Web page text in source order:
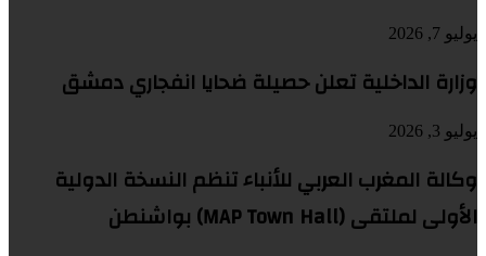
يوليو 7, 2026
وزارة الداخلية تعلن حصيلة ضحايا انفجاري دمشق
يوليو 3, 2026
وكالة المغرب العربي للأنباء تنظم النسخة الدولية
الأولى لملتقى (MAP Town Hall) بواشنطن